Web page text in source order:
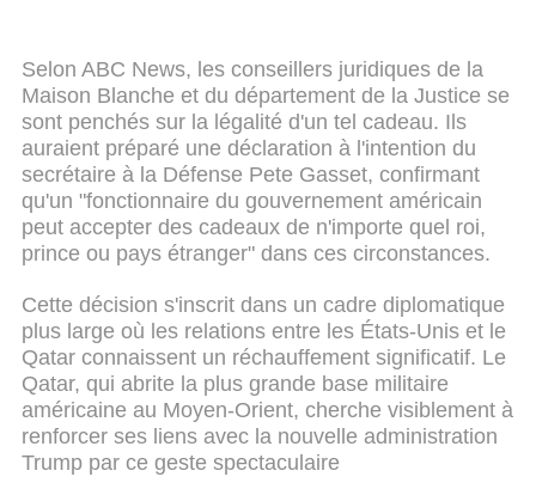
Selon ABC News, les conseillers juridiques de la
Maison Blanche et du département de la Justice se
sont penchés sur la légalité d'un tel cadeau. Ils
auraient préparé une déclaration à l'intention du
secrétaire à la Défense Pete Gasset, confirmant
qu'un "fonctionnaire du gouvernement américain
peut accepter des cadeaux de n'importe quel roi,
prince ou pays étranger" dans ces circonstances.
Cette décision s'inscrit dans un cadre diplomatique
plus large où les relations entre les États-Unis et le
Qatar connaissent un réchauffement significatif. Le
Qatar, qui abrite la plus grande base militaire
américaine au Moyen-Orient, cherche visiblement à
renforcer ses liens avec la nouvelle administration
Trump par ce geste spectaculaire